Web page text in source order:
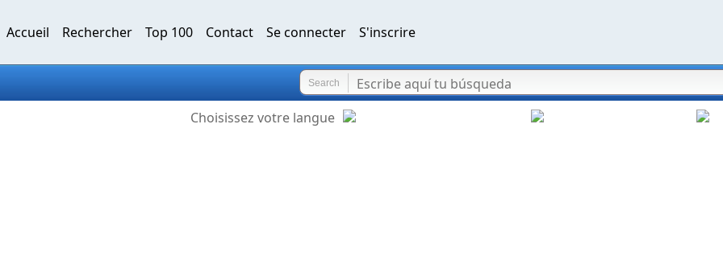
Accueil Rechercher Top 100 Contact Se connecter S'inscrire
Search
Choisissez votre langue